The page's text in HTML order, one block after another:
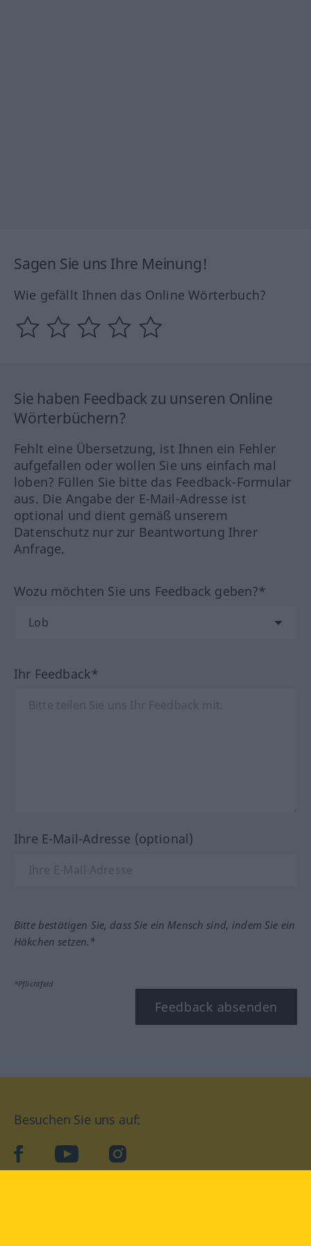
Sagen Sie uns Ihre Meinung!
Wie gefällt Ihnen das Online Wörterbuch?
Sie haben Feedback zu unseren Online
Wörterbüchern?
Fehlt eine Übersetzung, ist Ihnen ein Fehler
aufgefallen oder wollen Sie uns einfach mal
loben? Füllen Sie bitte das Feedback-Formular
aus. Die Angabe der E-Mail-Adresse ist
optional und dient gemäß unserem
Datenschutz nur zur Beantwortung Ihrer
Anfrage.
Wozu möchten Sie uns Feedback geben?*
Ihr Feedback*
Ihre E-Mail-Adresse (optional)
Bitte bestätigen Sie, dass Sie ein Mensch sind, indem Sie ein
Häkchen setzen.*
*Pflichtfeld
Feedback absenden
Besuchen Sie uns auf:
facebookYouTube Instagram